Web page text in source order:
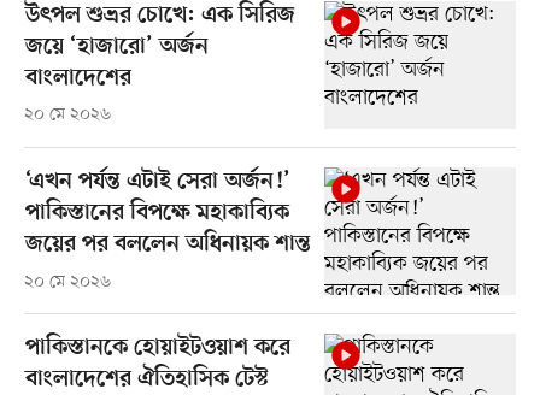
উৎপল শুভ্রর চোখে: এক সিরিজ
জয়ে ‘হাজারো’ অর্জন
বাংলাদেশের
২০ মে ২০২৬
‘এখন পর্যন্ত এটাই সেরা অর্জন!’
পাকিস্তানের বিপক্ষে মহাকাব্যিক
জয়ের পর বললেন অধিনায়ক শান্ত
২০ মে ২০২৬
পাকিস্তানকে হোয়াইটওয়াশ করে
বাংলাদেশের ঐতিহাসিক টেস্ট